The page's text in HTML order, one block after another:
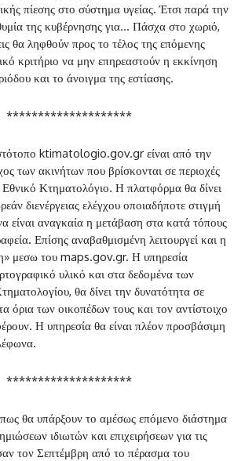
πίεσης στο σύστημα υγείας. Έτσι παρά την
της κυβέρνησης για… Πάσχα στο χωριό,
θα ληφθούν προς το τέλος της επόμενης
κριτήριο να μην επηρεαστούν η εκκίνηση
και το άνοιγμα της εστίασης.
********************
ktimatologio.gov.gr είναι από την
των ακινήτων που βρίσκονται σε περιοχές
Εθνικό Κτηματολόγιο. Η πλατφόρμα θα δίνει
διενέργειας ελέγχου οποιαδήποτε στιγμή
είναι αναγκαία η μετάβαση στα κατά τόπους
Επίσης αναβαθμισμένη λειτουργεί και η
μεσω του maps.gov.gr. Η υπηρεσία
υλικό και στα δεδομένα των
θα δίνει την δυνατότητα σε
όρια των οικοπέδων τους και τον αντίστοιχο
Η υπηρεσία θα είναι πλέον προσβάσιμη
********************
πως θα υπάρξουν το αμέσως επόμενο διάστημα
ιδιωτών και επιχειρήσεων για τις
τον Σεπτέμβρη από το πέρασμα του